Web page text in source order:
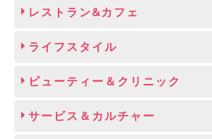
レストラン&カフェ
ライフスタイル
ビューティー＆クリニック
サービス＆カルチャー